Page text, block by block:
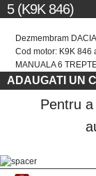
5 (K9K 846)
Dezmembram
Cod motor: K9K 846
MANUALA 6
ADAUGATI UN
Pentru